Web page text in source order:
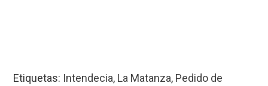
Etiquetas: Intendecia, La Matanza, Pedido de